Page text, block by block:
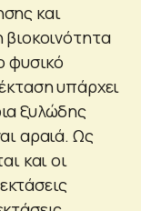
και
φυσικό
υπάρχει
ξυλώδης
αραιά. Ως
και οι